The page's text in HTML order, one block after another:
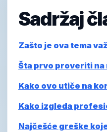
Sadržaj
Zašto je ova tema
Šta prvo proveriti na
Kako ovo utiče na
Kako izgleda
Najčešće greške